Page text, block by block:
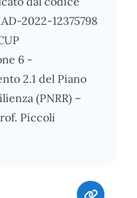
2022-12375798
6 -
2.1 del Piano
(PNRR) –
Piccoli